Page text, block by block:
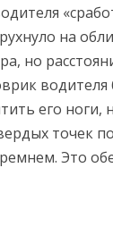
на
но
его ноги,
точек
Это